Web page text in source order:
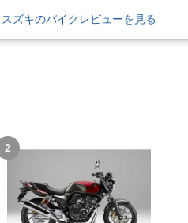
スズキのバイクレビューを見る
2